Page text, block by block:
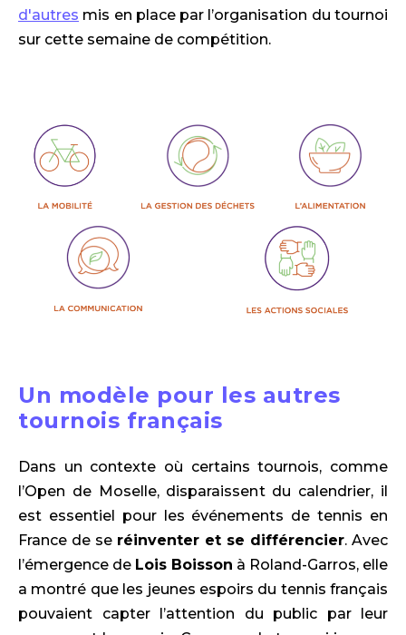
d'autres mis en place par l’organisation du tournoi
sur cette semaine de compétition.
Un modèle pour les autres
tournois français
Dans un contexte où certains tournois, comme
l’Open de Moselle, disparaissent du calendrier, il
est essentiel pour les événements de tennis en
France de se réinventer et se différencier. Avec
l’émergence de Lois Boisson à Roland-Garros, elle
a montré que les jeunes espoirs du tennis français
pouvaient capter l’attention du public par leur